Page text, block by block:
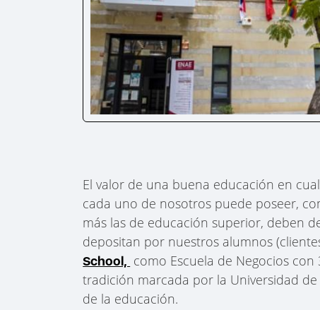
El valor de una buena educación en
cada uno de nosotros puede poseer,
más las de educación superior, deben
depositan por nuestros alumnos
School, como Escuela de Negocios
tradición marcada por la Universidad
de la educación.